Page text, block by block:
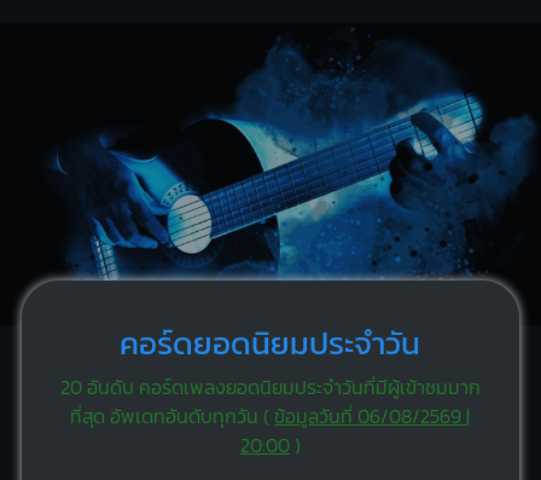
คอร์ดยอดนิยมประจำวัน
20 อันดับ คอร์ดเพลงยอดนิยมประจำวันที่มีผู้เข้าชมมาก
ที่สุด อัพเดทอันดับทุกวัน ( ข้อมูลวันที่ 06/08/2569 |
20:00)